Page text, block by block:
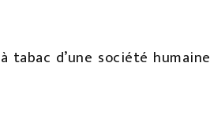
d’une société humaine